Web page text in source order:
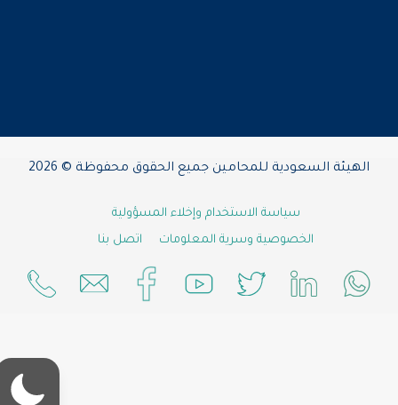
الهيئة السعودية للمحامين جميع الحقوق محفوظة © 2026
سياسة الاستخدام وإخلاء المسؤولية
الخصوصية وسرية المعلومات
اتصل بنا